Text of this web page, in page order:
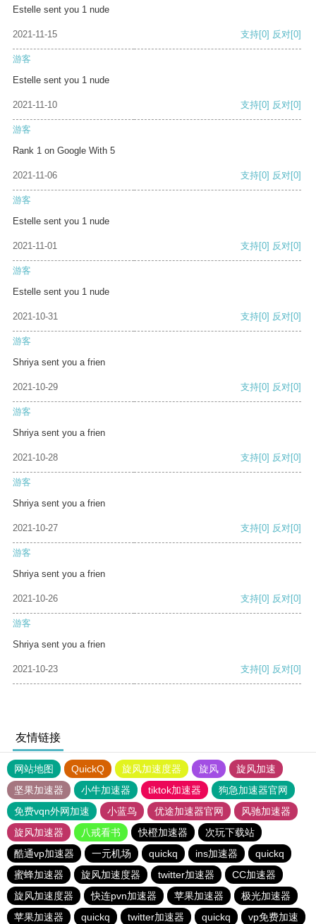
Estelle sent you 1 nude
2021-11-15 支持[0] 反对[0]
游客
Estelle sent you 1 nude
2021-11-10 支持[0] 反对[0]
游客
Rank 1 on Google With 5
2021-11-06 支持[0] 反对[0]
游客
Estelle sent you 1 nude
2021-11-01 支持[0] 反对[0]
游客
Estelle sent you 1 nude
2021-10-31 支持[0] 反对[0]
游客
Shriya sent you a frien
2021-10-29 支持[0] 反对[0]
游客
Shriya sent you a frien
2021-10-28 支持[0] 反对[0]
游客
Shriya sent you a frien
2021-10-27 支持[0] 反对[0]
游客
Shriya sent you a frien
2021-10-26 支持[0] 反对[0]
游客
Shriya sent you a frien
2021-10-23 支持[0] 反对[0]
友情链接
网站地图 QuickQ 旋风加速度器 旋风
旋风加速
坚果加速器
小牛加速器 tiktok加速器
狗急加速器官网
免费vqn外网加速
小蓝鸟 优途加速器官网
风驰加速器
旋风加速器
八戒看书 快橙加速器
次玩下载站
酷通vp加速器
一元机场 quickq ins加速器
quickq
蜜蜂加速器
旋风加速度器 twitter加速器
CC加速器
旋风加速度器
快连pvn加速器 苹果加速器
极光加速器
苹果加速器
quickq twitter加速器 quickq vp免费加速